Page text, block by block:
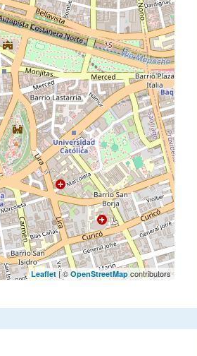
Leaflet| ©OpenStreetMapcontributors